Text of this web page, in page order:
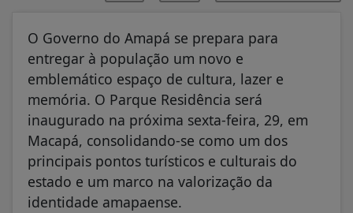
O Governo do Amapá se prepara para
entregar à população um novo e
emblemático espaço de cultura, lazer e
memória. O Parque Residência será
inaugurado na próxima sexta-feira, 29, em
Macapá, consolidando-se como um dos
principais pontos turísticos e culturais do
estado e um marco na valorização da
identidade amapaense.